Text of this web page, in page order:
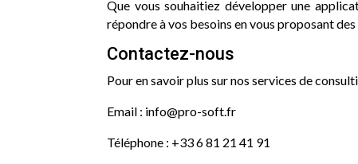
Que vous souhaitiez développer une
répondre à vos besoins en vous proposant
Contactez-nous
Pour en savoir plus sur nos services de
Email : info@pro-soft.fr
Téléphone : +33 6 81 21 41 91